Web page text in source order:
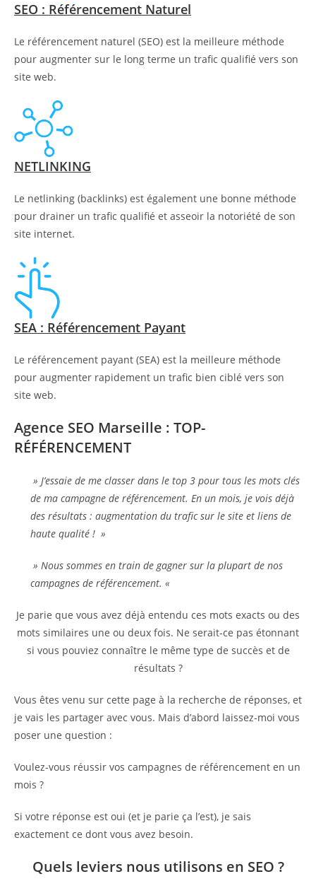
SEO : Référencement Naturel
Le référencement naturel (SEO) est la meilleure méthode
pour augmenter sur le long terme un trafic qualifié vers son
site web.
NETLINKING
Le netlinking (backlinks) est également une bonne méthode
pour drainer un trafic qualifié et asseoir la notoriété de son
site internet.
SEA : Référencement Payant
Le référencement payant (SEA) est la meilleure méthode
pour augmenter rapidement un trafic bien ciblé vers son
site web.
Agence SEO Marseille : TOP-
RÉFÉRENCEMENT
» J’essaie de me classer dans le top 3 pour tous les mots clés
de ma campagne de référencement. En un mois, je vois déjà
des résultats : augmentation du trafic sur le site et liens de
haute qualité ! »
» Nous sommes en train de gagner sur la plupart de nos
campagnes de référencement. «
Je parie que vous avez déjà entendu ces mots exacts ou des
mots similaires une ou deux fois. Ne serait-ce pas étonnant
si vous pouviez connaître le même type de succès et de
résultats ?
Vous êtes venu sur cette page à la recherche de réponses, et
je vais les partager avec vous. Mais d’abord laissez-moi vous
poser une question :
Voulez-vous réussir vos campagnes de référencement en un
mois ?
Si votre réponse est oui (et je parie ça l’est), je sais
exactement ce dont vous avez besoin.
Quels leviers nous utilisons en SEO ?